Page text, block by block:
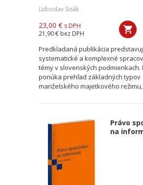
Ľuboslav Sisák
23,00 € s DPH
21,90 € bez DPH
Predkladaná publikácia
systematické a komplexné
témy v slovenských podmienkach.
ponúka prehľad základných typov
manželského majetkového
Právo
na